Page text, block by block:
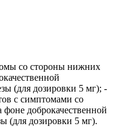
со стороны нижних
(для дозировки 5 мг); -
с симптомами со
доброкачественной
(для дозировки 5 мг).